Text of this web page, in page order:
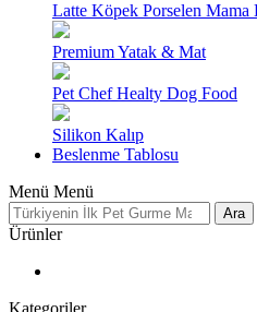
Latte Köpek Porselen Mama
Premium Yatak & Mat
Pet Chef Healty Dog Food
Silikon Kalıp
Beslenme Tablosu
Menü Menü
Ara
Ürünler
Kategoriler